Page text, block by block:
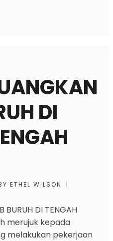
DI
ETHEL WILSON
|
BURUH DI TENGAH
merujuk kepada
melakukan pekerjaan